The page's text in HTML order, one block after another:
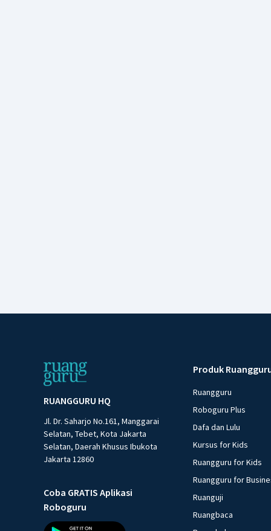
RUANGGURU HQ
Jl. Dr. Saharjo No.161, Manggarai
Selatan, Tebet, Kota Jakarta
Selatan, Daerah Khusus Ibukota
Jakarta 12860
Coba GRATIS Aplikasi
Roboguru
Produk
Ruangguru
Roboguru Plus
Dafa dan Lulu
Kursus for Kids
Ruangguru for Kids
Ruangguru for
Ruanguji
Ruangbaca